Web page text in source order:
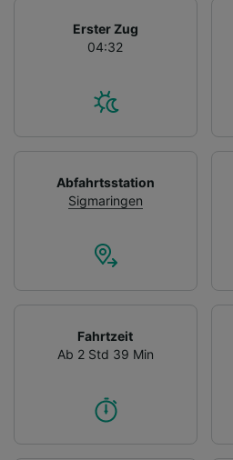
Erster Zug
04:32
Abfahrtsstation
Sigmaringen
Fahrtzeit
Ab 2 Std 39 Min